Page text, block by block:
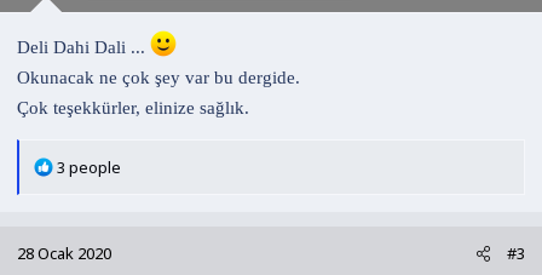
Deli Dahi Dali ...
Okunacak ne çok şey var bu dergide.
Çok teşekkürler, elinize sağlık.
T
i
3 people
28 Ocak 2020 #3